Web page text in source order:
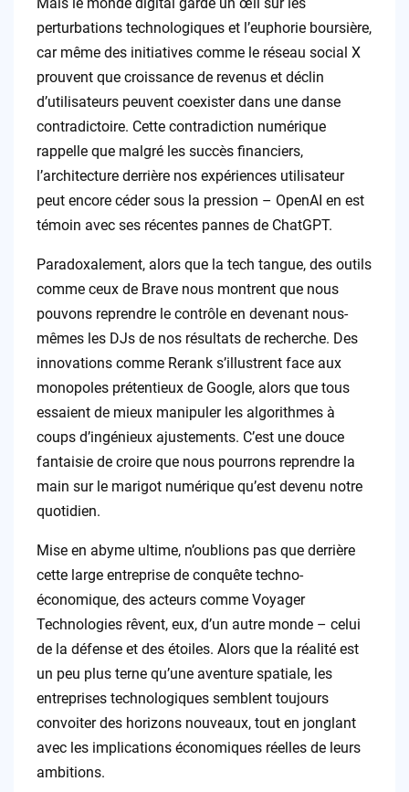
perturbations technologiques et l’euphorie boursière,
car même des initiatives comme le réseau social X
prouvent que croissance de revenus et déclin
d’utilisateurs peuvent coexister dans une danse
contradictoire. Cette contradiction numérique
rappelle que malgré les succès financiers,
l’architecture derrière nos expériences utilisateur
peut encore céder sous la pression – OpenAI en est
témoin avec ses récentes pannes de ChatGPT.
Paradoxalement, alors que la tech tangue, des outils
comme ceux de Brave nous montrent que nous
pouvons reprendre le contrôle en devenant nous-
mêmes les DJs de nos résultats de recherche. Des
innovations comme Rerank s’illustrent face aux
monopoles prétentieux de Google, alors que tous
essaient de mieux manipuler les algorithmes à
coups d’ingénieux ajustements. C’est une douce
fantaisie de croire que nous pourrons reprendre la
main sur le marigot numérique qu’est devenu notre
quotidien.
Mise en abyme ultime, n’oublions pas que derrière
cette large entreprise de conquête techno-
économique, des acteurs comme Voyager
Technologies rêvent, eux, d’un autre monde – celui
de la défense et des étoiles. Alors que la réalité est
un peu plus terne qu’une aventure spatiale, les
entreprises technologiques semblent toujours
convoiter des horizons nouveaux, tout en jonglant
avec les implications économiques réelles de leurs
ambitions.